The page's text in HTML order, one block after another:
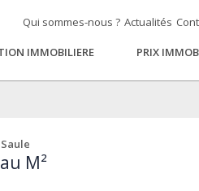
Qui sommes-nous ? Actualités
IMMOBILIERE PRIX
M²